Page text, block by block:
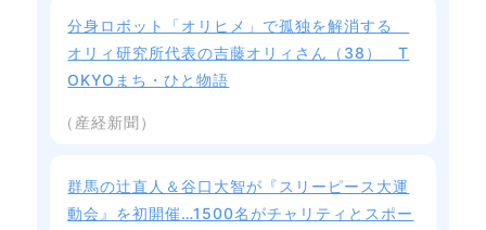
分身ロボット「オリヒメ」で孤独を解消する
オリィ研究所代表の吉藤オリィさん（38） T
OKYOまち・ひと物語
（産経新聞）
群馬の辻直人＆谷口大智が『スリーピース大運
動会』を初開催…1500名がチャリティとスポー